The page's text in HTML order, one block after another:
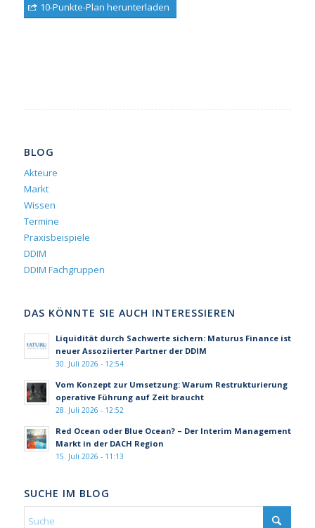
10-Punkte-Plan herunterladen
BLOG
Akteure
Markt
Wissen
Termine
Praxisbeispiele
DDIM
DDIM Fachgruppen
DAS KÖNNTE SIE AUCH INTERESSIEREN
Liquidität durch Sachwerte sichern: Maturus Finance ist
neuer Assoziierter Partner der DDIM
30. Juli 2026 - 12:54
Vom Konzept zur Umsetzung: Warum Restrukturierung
operative Führung auf Zeit braucht
28. Juli 2026 - 12:52
Red Ocean oder Blue Ocean? – Der Interim Management
Markt in der DACH Region
15. Juli 2026 - 11:13
SUCHE IM BLOG